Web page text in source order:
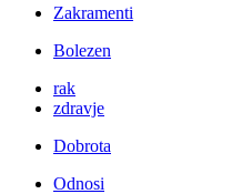
Zakramenti
Bolezen
rak
zdravje
Dobrota
Odnosi